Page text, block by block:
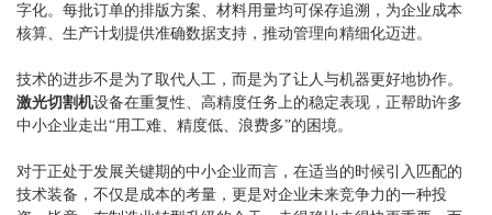
字化。每批订单的排版方案、材料用量均可保存追溯，为企业成本
核算、生产计划提供准确数据支持，推动管理向精细化迈进。
技术的进步不是为了取代人工，而是为了让人与机器更好地协作。
激光切割机设备在重复性、高精度任务上的稳定表现，正帮助许多
中小企业走出“用工难、精度低、浪费多”的困境。
对于正处于发展关键期的中小企业而言，在适当的时候引入匹配的
技术装备，不仅是成本的考量，更是对企业未来竞争力的一种投